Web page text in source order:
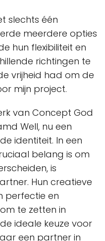
slechts één
meerdere opties
hun flexibiliteit en
richtingen te
vrijheid had om de
mijn project.
van Concept God
Well, nu een
identiteit. In een
belang is om
is
Hun creatieve
perfectie en
te zetten in
ideale keuze voor
een partner in